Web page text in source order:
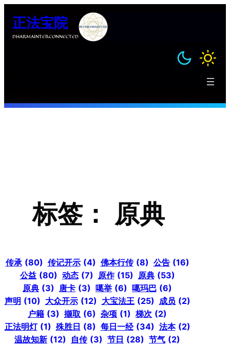
正法宝院
DHARMAINTERCONNECTED
标签： 原典
传承 (80) 传记开示 (4) 佛本行传 (8) 公告 (16)
公益 (80) 动态 (7) 原作 (15) 原典 (53)
原典 (3) 唐卡 (3) 噶举 (6) 噶玛巴 (6)
声明 (10) 大众开示 (12) 大宝法王 (25) 成员 (2)
户籍 (3) 撷取 (6) 杂项 (1) 梯次 (2)
正法明灯 (1) 殊胜日 (8) 每日一经 (34) 法本 (2)
温故知新 (12) 自传 (3) 节日 (28) 节气 (2)